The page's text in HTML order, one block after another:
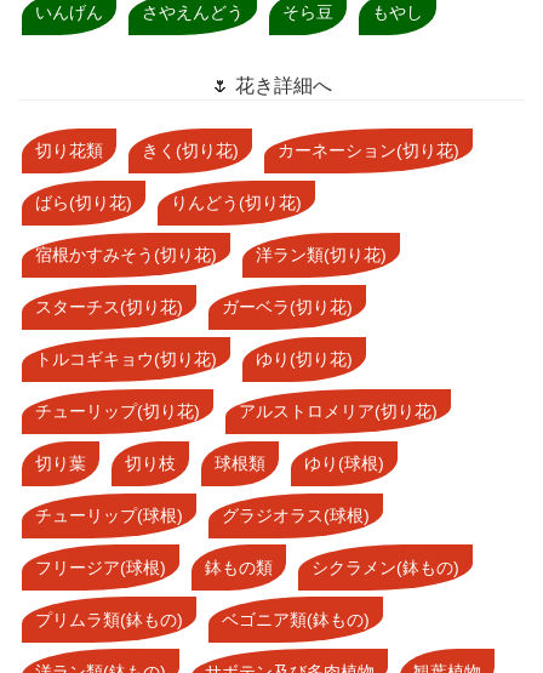
いんげん さやえんどう そら豆 もやし
🌷 花き詳細へ
切り花類 きく(切り花) カーネーション(切り花)
ばら(切り花) りんどう(切り花)
宿根かすみそう(切り花) 洋ラン類(切り花)
スターチス(切り花) ガーベラ(切り花)
トルコギキョウ(切り花) ゆり(切り花)
チューリップ(切り花) アルストロメリア(切り花)
切り葉 切り枝 球根類 ゆり(球根)
チューリップ(球根) グラジオラス(球根)
フリージア(球根) 鉢もの類 シクラメン(鉢もの)
プリムラ類(鉢もの) ベゴニア類(鉢もの)